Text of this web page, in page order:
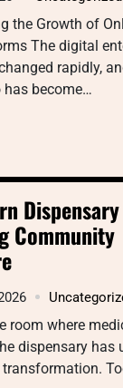
the Growth of
The digital
rapidly,
become…
Dispensary
Community
room where
dispensary has